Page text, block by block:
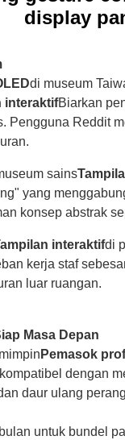
di museum
interaktifBiarkan
Pengguna Reddit
sains
yang
konsep abstrak
interaktifdi
kerja staf
luar ruangan.
Masa Depan
Pemasok
dengan
daur ulang
untuk bundel